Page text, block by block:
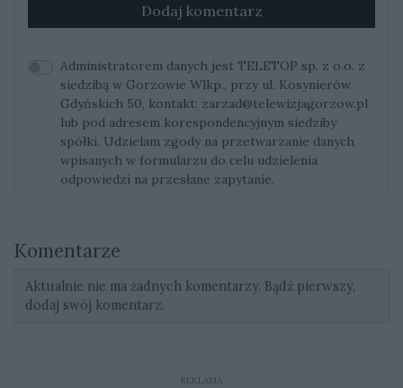
Dodaj komentarz
Administratorem danych jest TELETOP sp. z o.o. z
siedzibą w Gorzowie Wlkp., przy ul. Kosynierów
Gdyńskich 50, kontakt: zarzad@telewizjagorzow.pl
lub pod adresem korespondencyjnym siedziby
spółki. Udzielam zgody na przetwarzanie danych
wpisanych w formularzu do celu udzielenia
odpowiedzi na przesłane zapytanie.
Komentarze
Aktualnie nie ma żadnych komentarzy. Bądź pierwszy,
dodaj swój komentarz.
REKLAMA